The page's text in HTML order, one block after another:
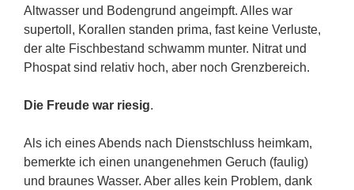
Altwasser und Bodengrund angeimpft. Alles war
supertoll, Korallen standen prima, fast keine Verluste,
der alte Fischbestand schwamm munter. Nitrat und
Phospat sind relativ hoch, aber noch Grenzbereich.
Die Freude war riesig.
Als ich eines Abends nach Dienstschluss heimkam,
bemerkte ich einen unangenehmen Geruch (faulig)
und braunes Wasser. Aber alles kein Problem, dank